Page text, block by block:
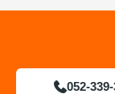
052-